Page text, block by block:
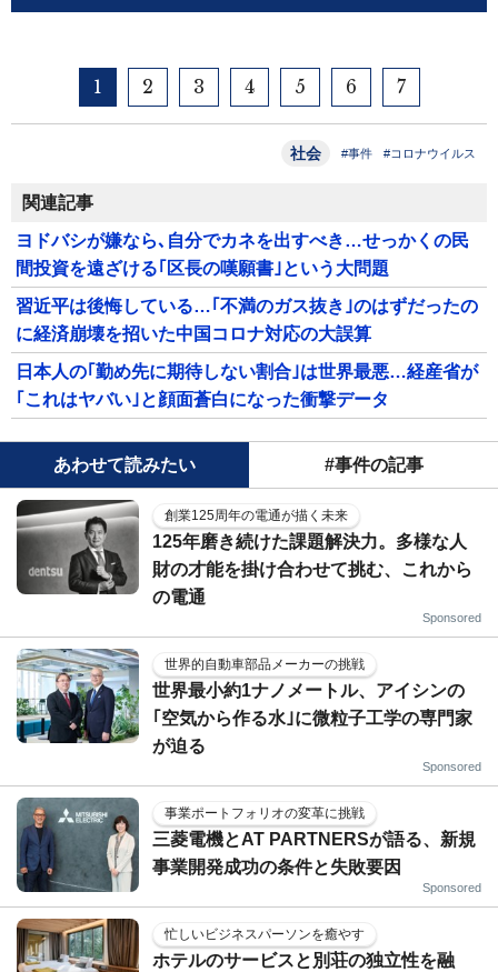
1 2 3 4 5 6 7
社会 #事件 #コロナウイルス
関連記事
ヨドバシが嫌なら､自分でカネを出すべき…せっかくの民
間投資を遠ざける｢区長の嘆願書｣という大問題
習近平は後悔している…｢不満のガス抜き｣のはずだったの
に経済崩壊を招いた中国コロナ対応の大誤算
日本人の｢勤め先に期待しない割合｣は世界最悪…経産省が
｢これはヤバい｣と顔面蒼白になった衝撃データ
あわせて読みたい #事件の記事
創業125周年の電通が描く未来
125年磨き続けた課題解決力。多様な人
財の才能を掛け合わせて挑む、これから
の電通
Sponsored
世界的自動車部品メーカーの挑戦
世界最小約1ナノメートル、アイシンの
｢空気から作る水｣に微粒子工学の専門家
が迫る
Sponsored
事業ポートフォリオの変革に挑戦
三菱電機とAT PARTNERSが語る、新規
事業開発成功の条件と失敗要因
Sponsored
忙しいビジネスパーソンを癒やす
ホテルのサービスと別荘の独立性を融